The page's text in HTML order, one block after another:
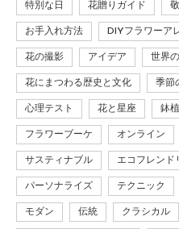
特別な日 花贈りガイド
お手入れ方法 DIYフラワーア
花の撮影 アイデア 世界
花にまつわる歴史と文化 季節
心理テスト 花と星座 鉢植
フラワーブーケ オンライン
サスティナブル エコフレンド
パーソナライズ テクニック
モダン 伝統 クラシカル